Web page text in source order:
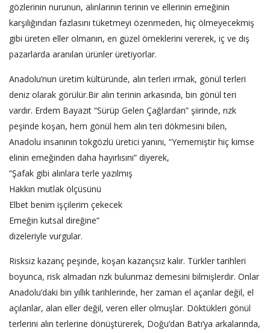
gözlerinin nurunun, alınlarının terinin ve ellerinin emeğinin
karşılığından fazlasını tüketmeyi özenmeden, hiç ölmeyecekmiş
gibi üreten eller olmanın, en güzel örneklerini vererek, iç ve dış
pazarlarda aranılan ürünler üretiyorlar.
Anadolu’nun üretim kültüründe, alın terleri ırmak, gönül terleri
deniz olarak görülür.Bir alın terinin arkasında, bin gönül teri
vardır. Erdem Bayazıt “Sürüp Gelen Çağlardan” şiirinde, rızk
peşinde koşan, hem gönül hem alın teri dökmesini bilen,
Anadolu insanının tokgözlü üretici yanını, “Yememiştir hiç kimse
elinin emeğinden daha hayırlısını” diyerek,
“Şafak gibi alınlara terle yazılmış
Hakkın mutlak ölçüsünü
Elbet benim işçilerim çekecek
Emeğin kutsal direğine”
dizeleriyle vurgular.
Risksiz kazanç peşinde, koşan kazançsız kalır. Türkler tarihleri
boyunca, risk almadan rızk bulunmaz demesini bilmişlerdir. Onlar
Anadolu’daki bin yıllık tarihlerinde, her zaman el açanlar değil, el
açılanlar, alan eller değil, veren eller olmuşlar. Döktükleri gönül
terlerini alın terlerine dönüştürerek, Doğu’dan Batı’ya arkalarında,